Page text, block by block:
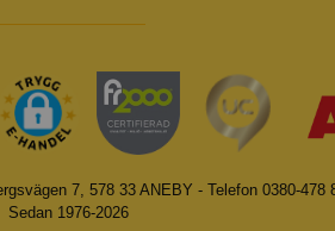
7, 578 33 ANEBY - Telefon 0380-478
Sedan 1976-2026